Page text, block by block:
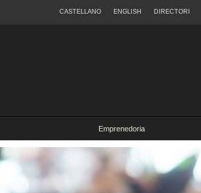
CASTELLANO ENGLISH DIRECTORI
Emprenedoria